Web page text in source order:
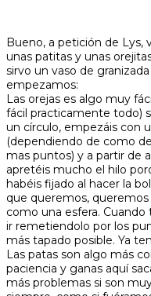
Bueno, a petición de Lys,
unas patitas y unas
sirvo un vaso de
empezamos:
Las orejas es algo muy
fácil practicamente todo)
un círculo, empezáis con
(dependiendo de como
mas puntos) y a partir de
apretéis mucho el hilo
habéis fijado al hacer la
que queremos,
como una esfera.
ir remetiendolo por los
más tapado posible. Ya
Las patas son algo más
paciencia y ganas aquí
más problemas si son